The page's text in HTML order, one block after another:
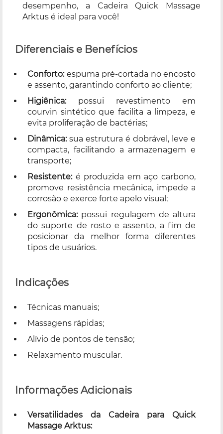
desempenho, a Cadeira Quick Massage
Arktus é ideal para você!
Diferenciais e Benefícios
Conforto:espuma pré-cortada no encosto
e assento, garantindo conforto ao cliente;
Higiênica:possui revestimento em
courvin sintético que facilita a limpeza, e
evita proliferação de bactérias;
Dinâmica:sua estrutura é dobrável, leve e
compacta, facilitando a armazenagem e
transporte;
Resistente:é produzida em aço carbono,
promove resistência mecânica, impede a
corrosão e exerce forte apelo visual;
Ergonômica:possui regulagem de altura
do suporte de rosto e assento, a fim de
posicionar da melhor forma diferentes
tipos de usuários.
Indicações
Técnicas manuais;
Massagens rápidas;
Alívio de pontos de tensão;
Relaxamento muscular.
Informações Adicionais
Versatilidades da Cadeira para Quick
Massage Arktus: